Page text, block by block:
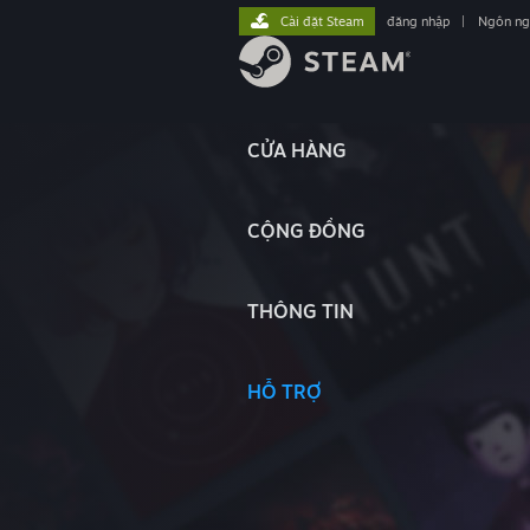
CỬA HÀNG
CỘNG ĐỒNG
THÔNG TIN
HỖ TRỢ
Cài đặt Steam đăng nhập Ngôn